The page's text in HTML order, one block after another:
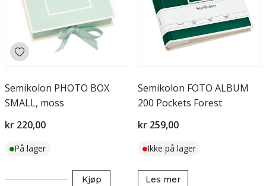
Semikolon PHOTO BOX
SMALL, moss
kr 220,00
På lager
Kjøp
Semikolon FOTO ALBUM
200 Pockets Forest
kr 259,00
Ikke på lager
Les mer